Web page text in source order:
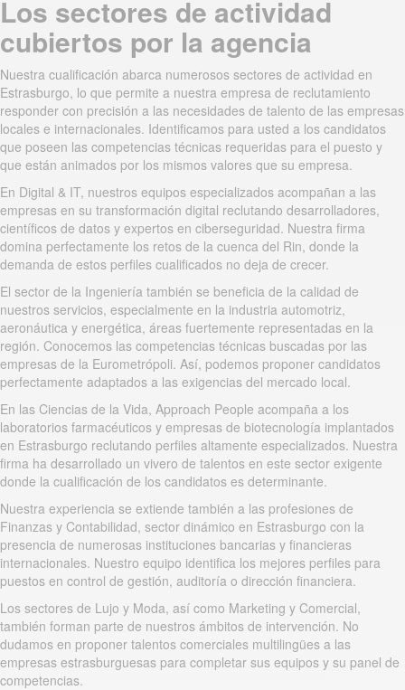
Los sectores de actividad
cubiertos por la agencia
Nuestra cualificación abarca numerosos sectores de actividad en
Estrasburgo, lo que permite a nuestra empresa de reclutamiento
responder con precisión a las necesidades de talento de las empresas
locales e internacionales. Identificamos para usted a los candidatos
que poseen las competencias técnicas requeridas para el puesto y
que están animados por los mismos valores que su empresa.
En Digital & IT, nuestros equipos especializados acompañan a las
empresas en su transformación digital reclutando desarrolladores,
científicos de datos y expertos en ciberseguridad. Nuestra firma
domina perfectamente los retos de la cuenca del Rin, donde la
demanda de estos perfiles cualificados no deja de crecer.
El sector de la Ingeniería también se beneficia de la calidad de
nuestros servicios, especialmente en la industria automotriz,
aeronáutica y energética, áreas fuertemente representadas en la
región. Conocemos las competencias técnicas buscadas por las
empresas de la Eurometrópoli. Así, podemos proponer candidatos
perfectamente adaptados a las exigencias del mercado local.
En las Ciencias de la Vida, Approach People acompaña a los
laboratorios farmacéuticos y empresas de biotecnología implantados
en Estrasburgo reclutando perfiles altamente especializados. Nuestra
firma ha desarrollado un vivero de talentos en este sector exigente
donde la cualificación de los candidatos es determinante.
Nuestra experiencia se extiende también a las profesiones de
Finanzas y Contabilidad, sector dinámico en Estrasburgo con la
presencia de numerosas instituciones bancarias y financieras
internacionales. Nuestro equipo identifica los mejores perfiles para
puestos en control de gestión, auditoría o dirección financiera.
Los sectores de Lujo y Moda, así como Marketing y Comercial,
también forman parte de nuestros ámbitos de intervención. No
dudamos en proponer talentos comerciales multilingües a las
empresas estrasburguesas para completar sus equipos y su panel de
competencias.